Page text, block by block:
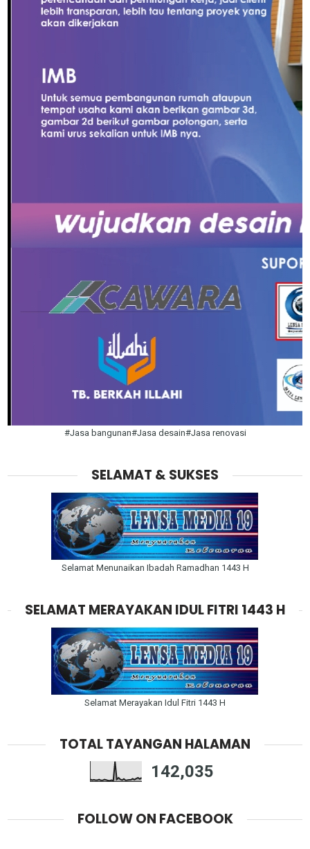
#Jasa bangunan#Jasa desain#Jasa renovasi
SELAMAT & SUKSES
Selamat Menunaikan Ibadah Ramadhan 1443 H
SELAMAT MERAYAKAN IDUL FITRI 1443 H
Selamat Merayakan Idul Fitri 1443 H
TOTAL TAYANGAN HALAMAN
142,035
FOLLOW ON FACEBOOK